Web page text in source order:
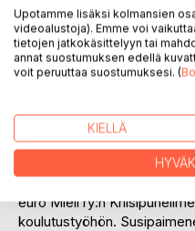
Susipaimen on tehty
kaikille
meille, joita
koskettavat. Oikeus
kohtaisena
Antologian ovat
Nummela. Jokaisesta
euro Mieli ry:n
koulutustyöhön.
Upotamme lisäksi kolmansien
videoalustoja). Emme voi
tietojen jatkokäsittelyyn tai
annat suostumuksen edellä
voit peruuttaa suostumuksesi. (
KIELLÄ